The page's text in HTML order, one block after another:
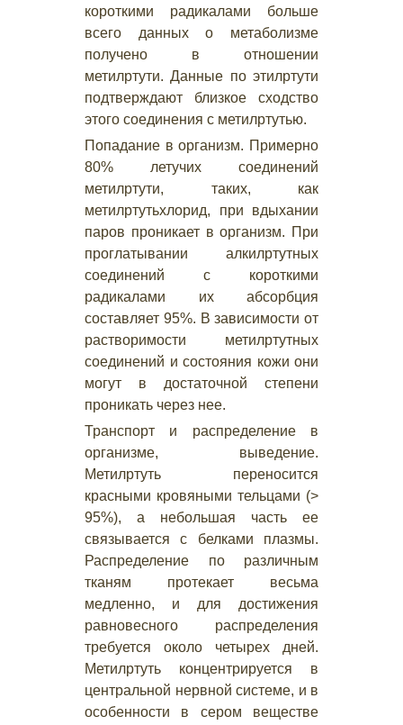
короткими радикалами больше
всего данных о метаболизме
получено в отношении
метилртути. Данные по этилртути
подтверждают близкое сходство
этого соединения с метилртутью.
Попадание в организм. Примерно
80% летучих соединений
метилртути, таких, как
метилртутьхлорид, при вдыхании
паров проникает в организм. При
проглатывании алкилртутных
соединений с короткими
радикалами их абсорбция
составляет 95%. В зависимости от
растворимости метилртутных
соединений и состояния кожи они
могут в достаточной степени
проникать через нее.
Транспорт и распределение в
организме, выведение.
Метилртуть переносится
красными кровяными тельцами (>
95%), а небольшая часть ее
связывается с белками плазмы.
Распределение по различным
тканям протекает весьма
медленно, и для достижения
равновесного распределения
требуется около четырех дней.
Метилртуть концентрируется в
центральной нервной системе, и в
особенности в сером веществе